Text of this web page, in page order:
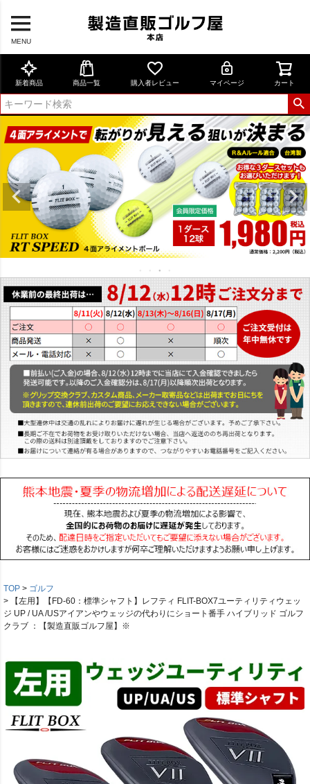
MENU
新着商品 商品一覧 購入者レビュー マイページ カート
TOP
ゴルフ
【左用】【FD-60：標準シャフト】レフティ FLIT-BOX7ユーティリティウェッ
ジ UP / UA /USアイアンやウェッジの代わりにショート番手 ハイブリッド ゴルフ
クラブ ：【製造直販ゴルフ屋】※